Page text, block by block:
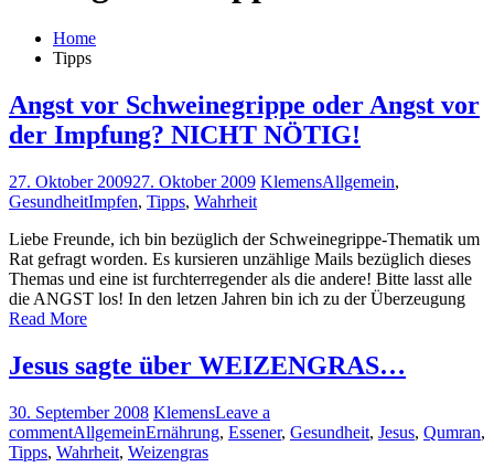
Home
Tipps
Angst vor Schweinegrippe oder Angst vor
der Impfung? NICHT NÖTIG!
27. Oktober 200927. Oktober 2009 KlemensAllgemein,
GesundheitImpfen, Tipps, Wahrheit
Liebe Freunde, ich bin bezüglich der Schweinegrippe-Thematik um
Rat gefragt worden. Es kursieren unzählige Mails bezüglich dieses
Themas und eine ist furchterregender als die andere! Bitte lasst alle
die ANGST los! In den letzen Jahren bin ich zu der Überzeugung
Read More
Jesus sagte über WEIZENGRAS…
30. September 2008 KlemensLeave a
commentAllgemeinErnährung, Essener, Gesundheit, Jesus, Qumran,
Tipps, Wahrheit, Weizengras